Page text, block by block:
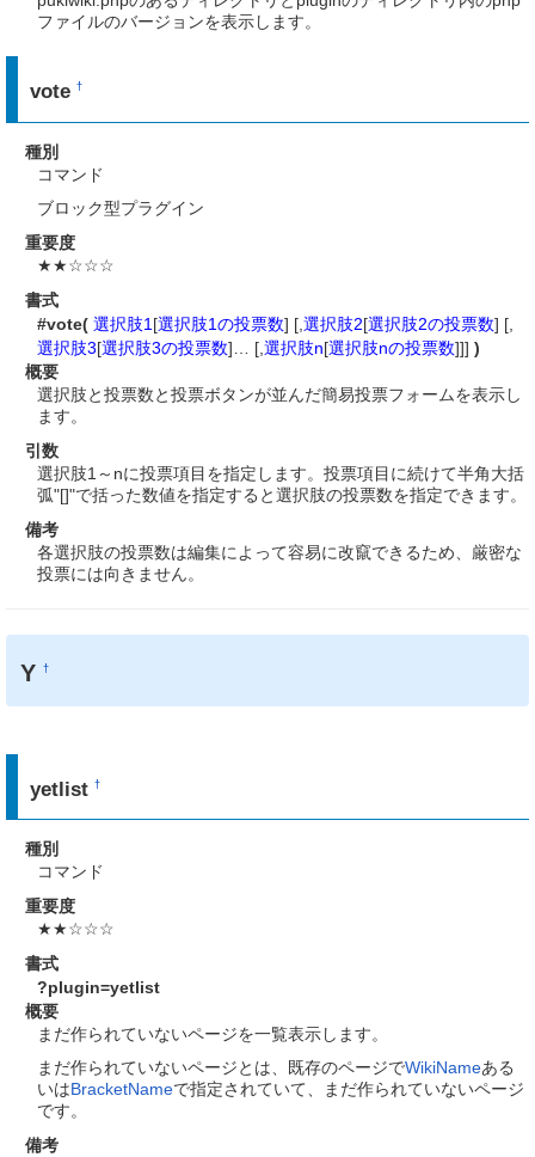
ファイルのバージョンを表示します。
vote†
種別
コマンド
ブロック型プラグイン
重要度
★★☆☆☆
書式
#vote( 選択肢1 [選択肢1の投票数] [, 選択肢2[選択肢2の投票数] [,
選択肢3[選択肢3の投票数]… [, 選択肢n[選択肢nの投票数]]] )
概要
選択肢と投票数と投票ボタンが並んだ簡易投票フォームを表示し
ます。
引数
選択肢1～nに投票項目を指定します。投票項目に続けて半角大括
弧"[]"で括った数値を指定すると選択肢の投票数を指定できます。
備考
各選択肢の投票数は編集によって容易に改竄できるため、厳密な
投票には向きません。
Y†
yetlist†
種別
コマンド
重要度
★★☆☆☆
書式
?plugin=yetlist
概要
まだ作られていないページを一覧表示します。
まだ作られていないページとは、既存のページでWikiNameある
いはBracketNameで指定されていて、まだ作られていないページ
です。
備考